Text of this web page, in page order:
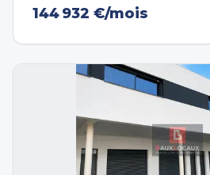
144 932 €/mois